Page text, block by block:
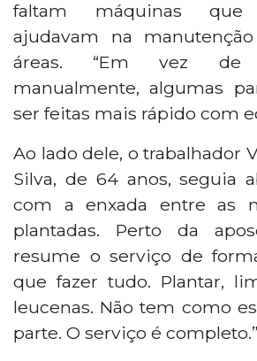
faltam máquinas que
ajudavam na
áreas. “Em vez de
manualmente, algumas
ser feitas mais rápido com
Ao lado dele, o trabalhador
Silva, de 64 anos, seguia
com a enxada entre as
plantadas. Perto da
resume o serviço de
que fazer tudo. Plantar,
leucenas. Não tem como
parte. O serviço é completo.”